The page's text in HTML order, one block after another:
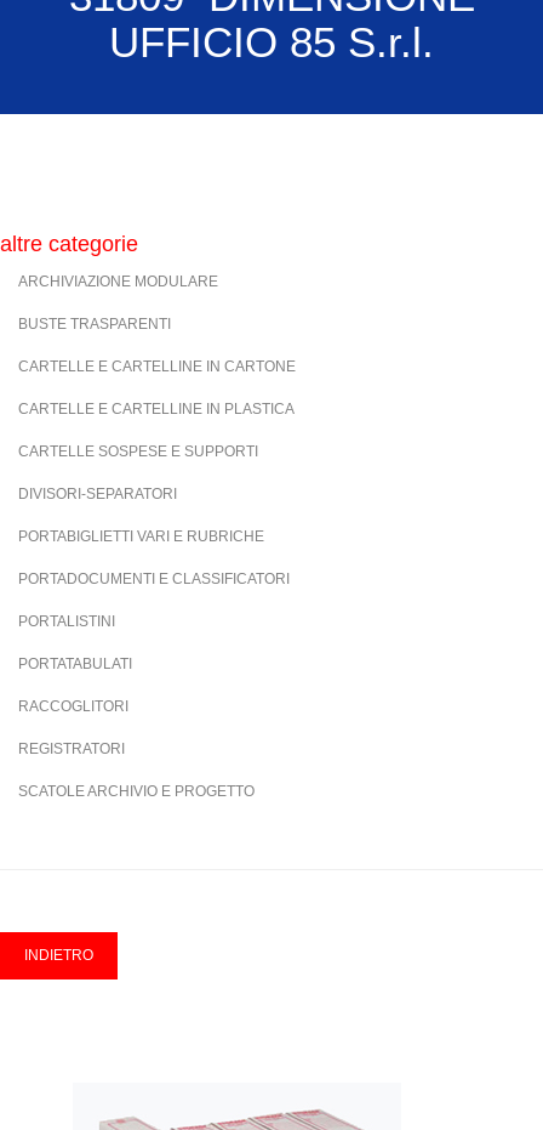
UFFICIO 85 S.r.l.
altre categorie
ARCHIVIAZIONE MODULARE
BUSTE TRASPARENTI
CARTELLE E CARTELLINE IN CARTONE
CARTELLE E CARTELLINE IN PLASTICA
CARTELLE SOSPESE E SUPPORTI
DIVISORI-SEPARATORI
PORTABIGLIETTI VARI E RUBRICHE
PORTADOCUMENTI E CLASSIFICATORI
PORTALISTINI
PORTATABULATI
RACCOGLITORI
REGISTRATORI
SCATOLE ARCHIVIO E PROGETTO